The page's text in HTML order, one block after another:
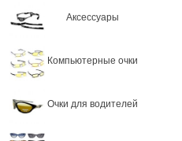
Аксессуары
Компьютерные очки
Очки для водителей